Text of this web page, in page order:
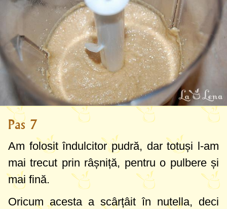
Pas 7
Am folosit îndulcitor pudră, dar totuși l-am
mai trecut prin râșniță, pentru o pulbere și
mai fină.
Oricum acesta a scârțâit în nutella, deci